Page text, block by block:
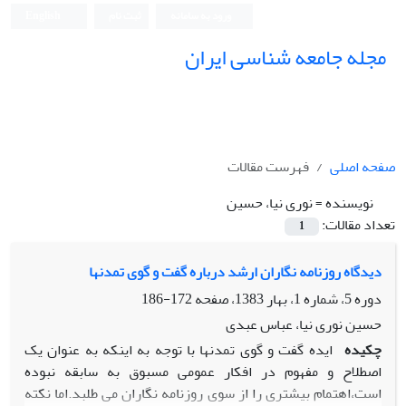
مجله جامعه شناسی ایران
صفحه اصلی
فهرست مقالات
نویسنده =نوری نیا، حسین
تعداد مقالات:
1
دیدگاه روزنامه نگاران ارشد درباره گفت و گوی تمدنها
دوره 5، شماره 1، بهار 1383، صفحه
172-186
حسین نوری نیا، عباس عبدی
چکیده ایده گفت و گوی تمدنها با توجه به اینکه به عنوان یک
اصطلاح و مفهوم در افکار عمومی مسبوق به سابقه نبوده
است،اهتمام بیشتری را از سوی روزنامه نگاران می طلبد.اما نکته